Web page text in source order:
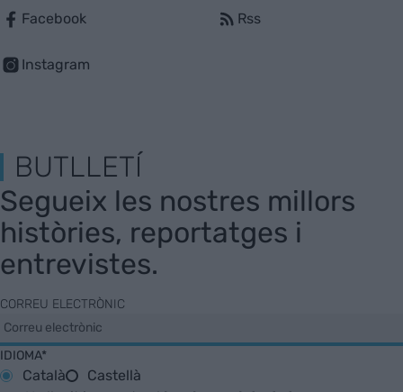
Facebook
Instagram
Rss
BUTLLETÍ
Segueix les nostres millors
històries, reportatges i
entrevistes.
CORREU ELECTRÒNIC
IDIOMA*
Català
Castellà